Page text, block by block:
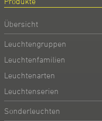
Übersicht
Leuchtengruppen
Leuchtenfamilien
Leuchtenarten
Leuchtenserien
Sonderleuchten